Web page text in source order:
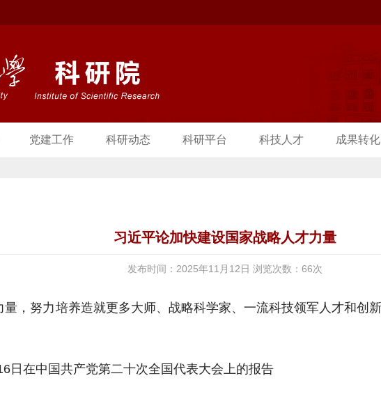
党建工作 科研动态 科研平台 科技人才 成果转化
习近平论加快建设国家战略人才力量
发布时间：2025年11月12日 浏览次数： 66次
量，努力培养造就更多大师、战略科学家、一流科技领军人才和创
在中国共产党第二十次全国代表大会上的报告